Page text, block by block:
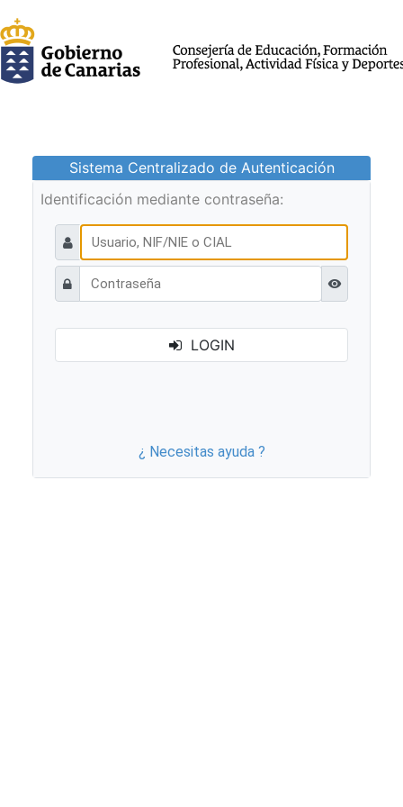
Sistema Centralizado de Autenticación
Identificación mediante contraseña:
Ver
LOGIN
¿ Necesitas ayuda ?